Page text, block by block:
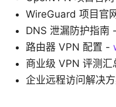
WireGuard 项目官
DNS 泄漏防护指南 -
路由器 VPN 配置 -
商业级 VPN 评测汇
企业远程访问解决